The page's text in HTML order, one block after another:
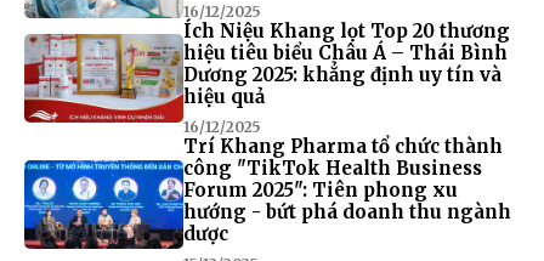
16/12/2025
Ích Niệu Khang lọt Top 20 thương
hiệu tiêu biểu Châu Á – Thái Bình
Dương 2025: khẳng định uy tín và
hiệu quả
16/12/2025
Trí Khang Pharma tổ chức thành
công "TikTok Health Business
Forum 2025": Tiên phong xu
hướng - bứt phá doanh thu ngành
dược